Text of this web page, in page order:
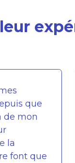
que
de mon
la
font que